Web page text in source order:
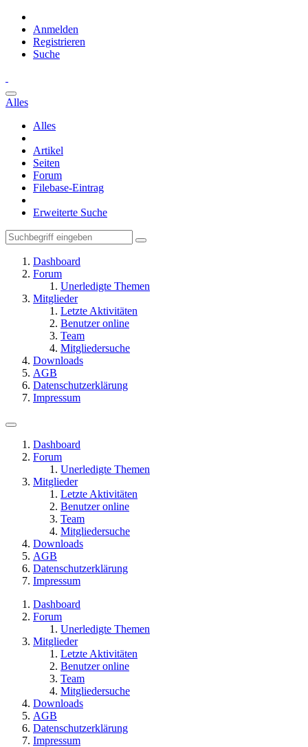
Anmelden
Registrieren
Suche
Alles
Alles
Artikel
Seiten
Forum
Filebase-Eintrag
Erweiterte Suche
Dashboard
Forum
Unerledigte Themen
Mitglieder
Letzte Aktivitäten
Benutzer online
Team
Mitgliedersuche
Downloads
AGB
Datenschutzerklärung
Impressum
Dashboard
Forum
Unerledigte Themen
Mitglieder
Letzte Aktivitäten
Benutzer online
Team
Mitgliedersuche
Downloads
AGB
Datenschutzerklärung
Impressum
Dashboard
Forum
Unerledigte Themen
Mitglieder
Letzte Aktivitäten
Benutzer online
Team
Mitgliedersuche
Downloads
AGB
Datenschutzerklärung
Impressum